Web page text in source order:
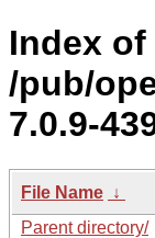
Index of
/pub/
7.0.9-
File Name ↓
Parent directory/